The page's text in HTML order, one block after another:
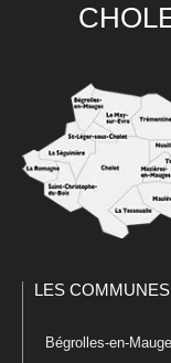
LES COMMUNES
Bégrolles-en-